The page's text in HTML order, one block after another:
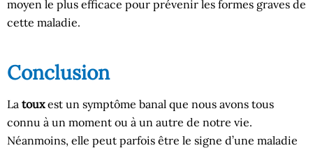
moyen le plus efficace pour prévenir les formes graves de
cette maladie.
Conclusion
La touxest un symptôme banal que nous avons tous
connu à un moment ou à un autre de notre vie.
Néanmoins, elle peut parfois être le signe d’une maladie